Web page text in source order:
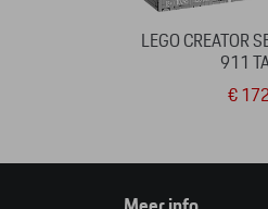
LEGO CREATOR
911
€